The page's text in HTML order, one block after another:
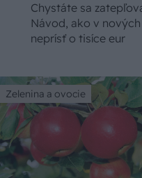
Chystáte sa
Návod, ako v
neprísť o tisíce eur
Zelenina a ovocie